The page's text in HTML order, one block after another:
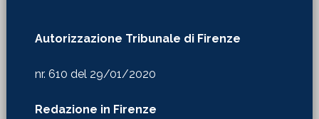
Redazione in Firenze
Via Castelfidardo 24